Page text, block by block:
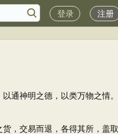
登录 注册
通神明之德，以类万物之情。
，交易而退，各得其所，盖取